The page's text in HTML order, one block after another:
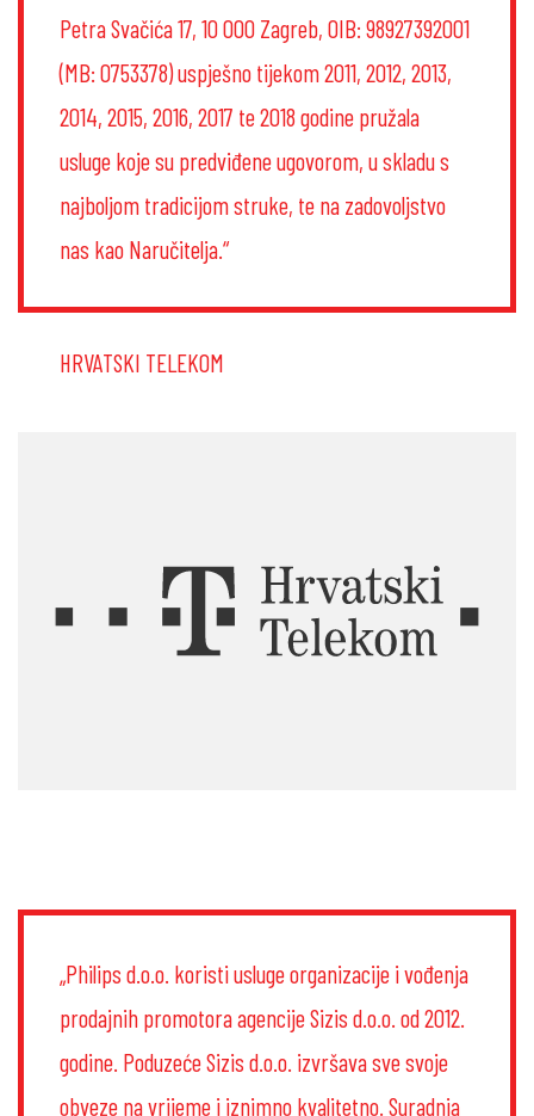
Petra Svačića 17, 10 000 Zagreb, OIB: 98927392001
(MB: 0753378) uspješno tijekom 2011, 2012, 2013,
2014, 2015, 2016, 2017 te 2018 godine pružala
usluge koje su predviđene ugovorom, u skladu s
najboljom tradicijom struke, te na zadovoljstvo
nas kao Naručitelja.“
HRVATSKI TELEKOM
„Philips d.o.o. koristi usluge organizacije i vođenja
prodajnih promotora agencije Sizis d.o.o. od 2012.
godine. Poduzeće Sizis d.o.o. izvršava sve svoje
obveze na vrijeme i iznimno kvalitetno. Suradnja